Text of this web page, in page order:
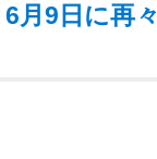
6月9日に再